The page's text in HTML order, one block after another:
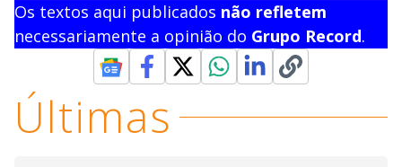
Os textos aqui publicados não refletem
necessariamente a opinião do Grupo Record.
Últimas